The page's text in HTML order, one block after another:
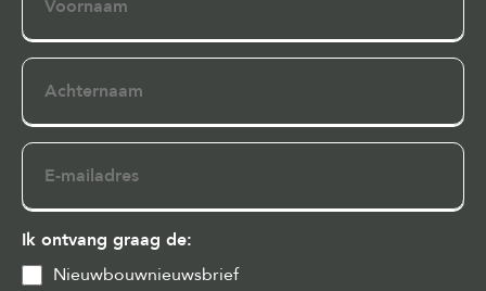
Achternaam
E-
mailadres
Ik ontvang graag de:
Nieuwbouwnieuwsbrief